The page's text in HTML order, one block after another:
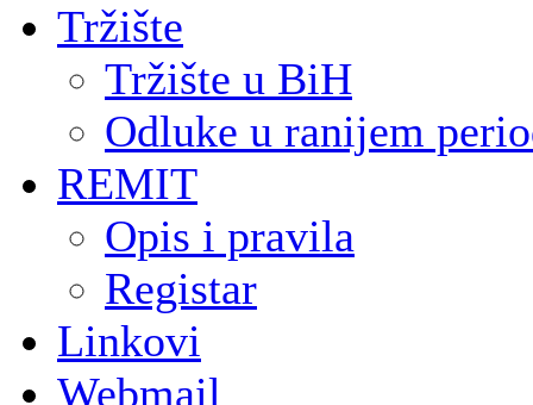
Tržište
Tržište u BiH
Odluke u ranijem
REMIT
Opis i pravila
Registar
Linkovi
Webmail